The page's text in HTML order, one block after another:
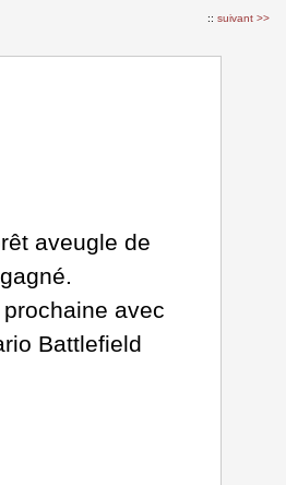
:: suivant >>
aveugle de
avec
Battlefield